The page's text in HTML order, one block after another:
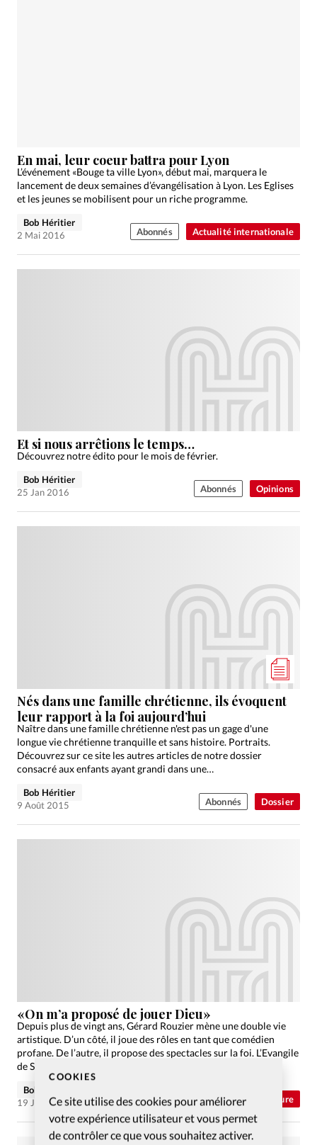
COOKIES
Ce site utilise des cookies pour améliorer
votre expérience utilisateur et vous permet
de contrôler ce que vous souhaitez activer.
Actualité internationale
En mai, leur coeur battra pour Lyon
L’événement «Bouge ta ville Lyon», début mai, marquera le
lancement de deux semaines d’évangélisation à Lyon. Les Eglises
et les jeunes se mobilisent pour un riche programme.
Bob Héritier
2 Mai 2016
Abonnés
Opinions
Et si nous arrêtions le temps…
Découvrez notre édito pour le mois de février.
Bob Héritier
25 Jan 2016
Abonnés
Dossier
Nés dans une famille chrétienne, ils évoquent
leur rapport à la foi aujourd’hui
Naître dans une famille chrétienne n'est pas un gage d'une
longue vie chrétienne tranquille et sans histoire. Portraits.
Découvrez sur ce site les autres articles de notre dossier
consacré aux enfants ayant grandi dans une…
Bob Héritier
9 Août 2015
Abonnés
Culture
«On m’a proposé de jouer Dieu»
Depuis plus de vingt ans, Gérard Rouzier mène une double vie
artistique. D’un côté, il joue des rôles en tant que comédien
profane. De l’autre, il propose des spectacles sur la foi. L’Evangile
de St-Jean,…
Bob Héritier
19 Juin 2015
Abonnés